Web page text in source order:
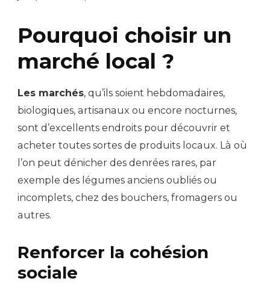
Pourquoi choisir un
marché local ?
Les marchés, qu’ils soient hebdomadaires,
biologiques, artisanaux ou encore nocturnes,
sont d’excellents endroits pour découvrir et
acheter toutes sortes de produits locaux. Là où
l’on peut dénicher des denrées rares, par
exemple des légumes anciens oubliés ou
incomplets, chez des bouchers, fromagers ou
autres.
Renforcer la cohésion
sociale